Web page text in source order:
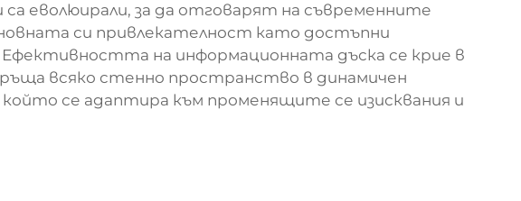
са еволюирали, за да отговарят на съвременните
си привлекателност като достъпни
Ефективността на информационната дъска се крие в
всяко стенно пространство в динамичен
се адаптира към променящите се изисквания и